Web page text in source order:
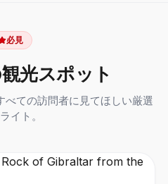
必見
光スポット
ての訪問者に見てほしい厳選
イト。